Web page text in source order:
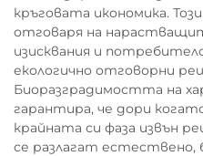
кръговата икономика.
отговаря на
изисквания и
екологично отговорни
Биоразградимостта на
гарантира, че дори
крайната си фаза извън
се разлагат